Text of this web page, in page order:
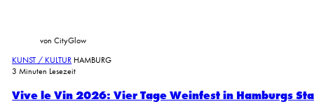
von CityGlow
KUNST / KULTUR HAMBURG
3 Minuten Lesezeit
Vive le Vin 2026: Vier Tage Weinfest in Hamburgs